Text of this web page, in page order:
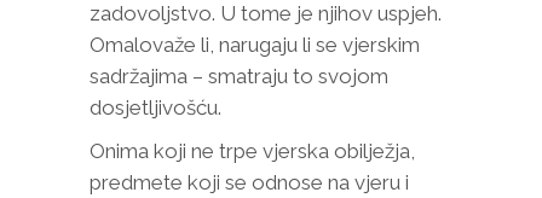
zadovoljstvo. U tome je njihov uspjeh.
Omalovaže li, narugaju li se vjerskim
sadržajima – smatraju to svojom
dosjetljivošću.
Onima koji ne trpe vjerska obilježja,
predmete koji se odnose na vjeru i